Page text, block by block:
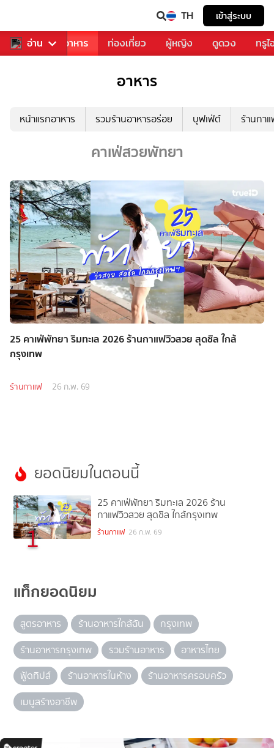
TH เข้าสู่ระบบ
อ่าน
การเพลง อาหาร ท่องเที่ยว ผู้หญิง ดูดวง ทรู
อาหาร
หน้าแรกอาหาร รวมร้านอาหารอร่อย บุฟเฟ่ต์ ร้านกา
คาเฟ่สวยพัทยา
25 คาเฟ่พัทยา ริมทะเล 2026 ร้านกาแฟวิวสวย สุดชิล ใกล้
กรุงเทพ
ร้านกาแฟ 26 ก.พ. 69
ยอดนิยมในตอนนี้
1
25 คาเฟ่พัทยา ริมทะเล 2026 ร้าน
กาแฟวิวสวย สุดชิล ใกล้กรุงเทพ
ร้านกาแฟ 26 ก.พ. 69
แท็กยอดนิยม
สูตรอาหาร ร้านอาหารใกล้ฉัน
กรุงเทพ
ร้านอาหารกรุงเทพ
รวมร้านอาหาร
อาหารไทย
ฟู้ดทิปส์
ร้านอาหารในห้าง
ร้านอาหารครอบครัว
เมนูสร้างอาชีพ